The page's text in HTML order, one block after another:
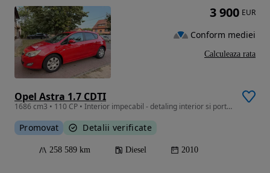
Opel Astra 1.7 CDTI
1686 cm3 • 110 CP • Interior impecabil - detaling interior si portbagaj realizat recent
Promovat Detalii verificate
258 589 km Diesel 2010
3 900 EUR
Conform mediei
Calculeaza rata